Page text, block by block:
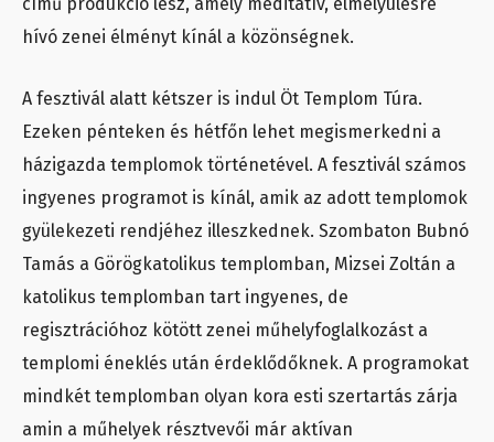
című produkció lesz, amely meditatív, elmélyülésre
hívó zenei élményt kínál a közönségnek.
A fesztivál alatt kétszer is indul Öt Templom Túra.
Ezeken pénteken és hétfőn lehet megismerkedni a
házigazda templomok történetével. A fesztivál számos
ingyenes programot is kínál, amik az adott templomok
gyülekezeti rendjéhez illeszkednek. Szombaton Bubnó
Tamás a Görögkatolikus templomban, Mizsei Zoltán a
katolikus templomban tart ingyenes, de
regisztrációhoz kötött zenei műhelyfoglalkozást a
templomi éneklés után érdeklődőknek. A programokat
mindkét templomban olyan kora esti szertartás zárja
amin a műhelyek résztvevői már aktívan